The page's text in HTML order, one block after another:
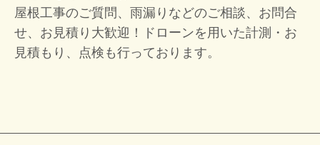
屋根工事のご質問、雨漏りなどのご相談、お問合
せ、お見積り大歓迎！
ドローンを用いた計測・お
見積もり、点検も行っております。